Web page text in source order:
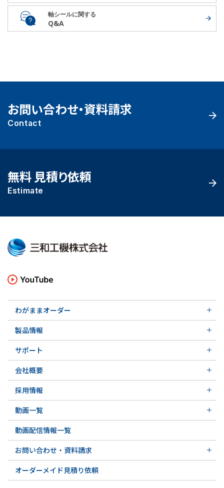
軸シールに関する
Q&A
お問い合わせ・資料請求
Contact
無料 見積り依頼
Estimate
わがままオーダー
メカニカルシール
実例ご紹介
その他の導入事例
軸受け付きシールユニット
実例ご紹介
その他の導入事例
製品情報
汎用形メカニカルシール
特殊用途用メカニカルシール
メカニカルシールの不思議
サポート
サポート トップ
実例ご紹介
会社概要
会社概要 トップ
会社沿革
関連会社
採用情報
採用情報 トップ
先輩の声
募集要項&FAQ
動画一覧
動画一覧 トップ
初級講座
専門用語の解説
動画配信情報一覧
お問い合わせ・資料請求
お問い合わせ・資料請求 トップ
お問い合わせ例一覧
オーダーメイド見積り依頼